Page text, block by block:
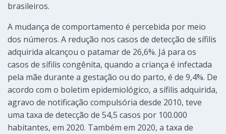
brasileiros.
A mudança de comportamento é percebida por meio
dos números. A redução nos casos de detecção de sífilis
adquirida alcançou o patamar de 26,6%. Já para os
casos de sífilis congênita, quando a criança é infectada
pela mãe durante a gestação ou do parto, é de 9,4%. De
acordo com o boletim epidemiológico, a sífilis adquirida,
agravo de notificação compulsória desde 2010, teve
uma taxa de detecção de 54,5 casos por 100.000
habitantes, em 2020. Também em 2020, a taxa de